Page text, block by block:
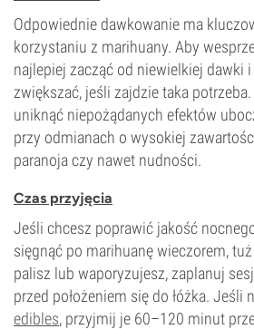
Odpowiednie dawkowanie ma
korzystaniu z marihuany. Aby
najlepiej zacząć od niewielkiej dawki
zwiększać, jeśli zajdzie taka
uniknąć niepożądanych efektów
przy odmianach o wysokiej
paranoja czy nawet nudności.
Czas przyjęcia
Jeśli chcesz poprawić jakość
sięgnąć po marihuanę wieczorem,
palisz lub waporyzujesz, zaplanuj
przed położeniem się do łóżka. Jeśli
edibles, przyjmij je 60–120 minut